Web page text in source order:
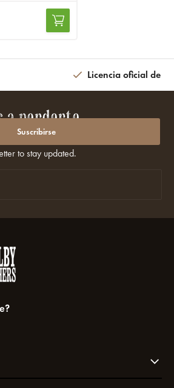
Licencia oficial de
a perderte
ni descuentos?
to stay updated.
Suscribirse